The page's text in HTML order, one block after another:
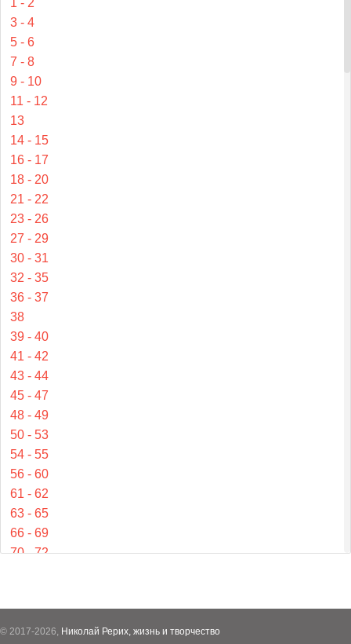
3 - 4
5 - 6
7 - 8
9 - 10
11 - 12
13
14 - 15
16 - 17
18 - 20
21 - 22
23 - 26
27 - 29
30 - 31
32 - 35
36 - 37
38
39 - 40
41 - 42
43 - 44
45 - 47
48 - 49
50 - 53
54 - 55
56 - 60
61 - 62
63 - 65
66 - 69
70 - 72
82 - 84
85 - 87
© 2017-2026, Николай Рерих, жизнь и творчество